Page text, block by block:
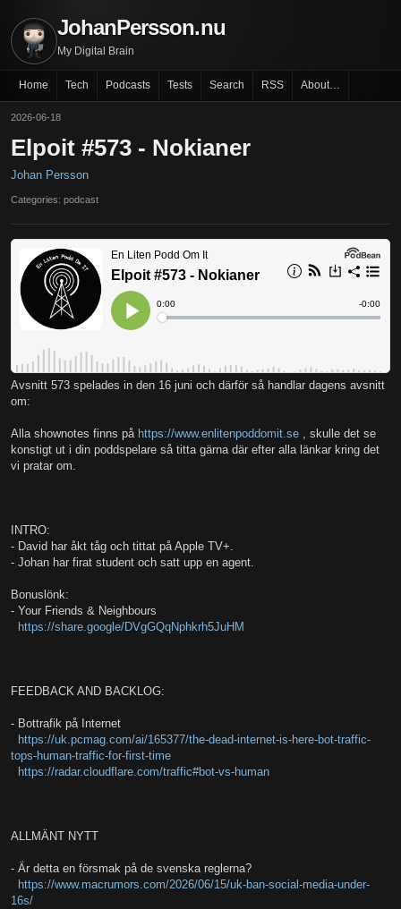
JohanPersson.nu
My Digital Brain
Home Tech Podcasts Tests Search RSS About…
2026-06-18
Elpoit #573 - Nokianer
Johan Persson
Categories: podcast
Avsnitt 573 spelades in den 16 juni och därför så handlar dagens avsnitt
om:
Alla shownotes finns på https://www.enlitenpoddomit.se , skulle det se
konstigt ut i din poddspelare så titta gärna där efter alla länkar kring det
vi pratar om.
INTRO:
- David har åkt tåg och tittat på Apple TV+.
- Johan har firat student och satt upp en agent.
Bonuslönk:
- Your Friends & Neighbours
https://share.google/DVgGQqNphkrh5JuHM
FEEDBACK AND BACKLOG:
- Bottrafik på Internet
https://uk.pcmag.com/ai/165377/the-dead-internet-is-here-bot-traffic-
tops-human-traffic-for-first-time
https://radar.cloudflare.com/traffic#bot-vs-human
ALLMÄNT NYTT
- Är detta en försmak på de svenska reglerna?
https://www.macrumors.com/2026/06/15/uk-ban-social-media-under-
16s/